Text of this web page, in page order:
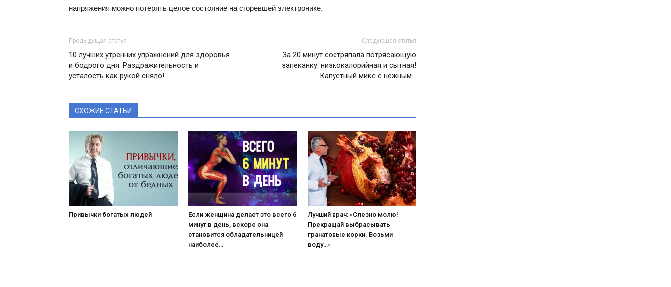
напряжения можно потерять целое состояние на сгоревшей электронике.
Предыдущая статья
10 лучших утренних упражнений для здоровья
и бодрого дня. Раздражительность и
усталость как рукой сняло!
Следующая статья
За 20 минут состряпала потрясающую
запеканку: низкокалорийная и сытная!
Капустный микс с нежным…
СХОЖИЕ СТАТЬИ
Привычки богатых людей
Если женщина делает это всего 6
минут в день, вскоре она
становится обладательницей
наиболее…
Лучший врач: «Слезно молю!
Прекращай выбрасывать
гранатовые корки. Возьми
воду…»